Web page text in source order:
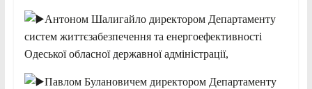
Антоном Шалигайло директором Департаменту
систем життєзабезпечення та енергоефективності
Одеської обласної державної адміністрації,
Павлом Булановичем директором Департаменту